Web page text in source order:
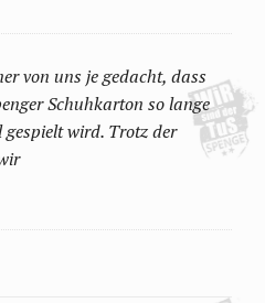
von uns je gedacht, dass
Schuhkarton so lange
wird. Trotz der